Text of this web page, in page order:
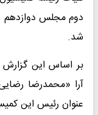
شد.
بر اساس این
آرا «محمدرضا
عنوان رئیس این